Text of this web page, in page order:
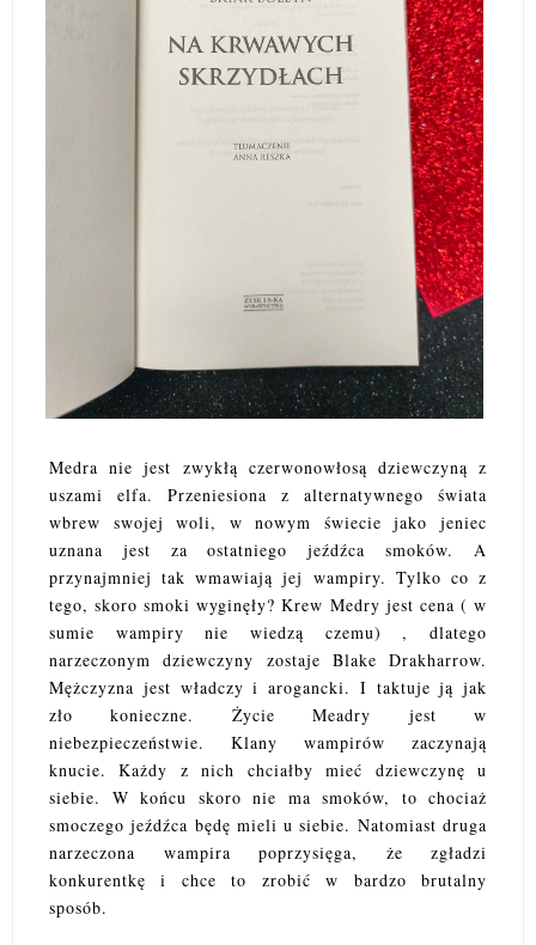
Medra nie jest zwykłą czerwonowłosą dziewczyną z
uszami elfa. Przeniesiona z alternatywnego świata
wbrew swojej woli, w nowym świecie jako jeniec
uznana jest za ostatniego jeźdźca smoków. A
przynajmniej tak wmawiają jej wampiry. Tylko co z
tego, skoro smoki wyginęły? Krew Medry jest cena ( w
sumie wampiry nie wiedzą czemu) , dlatego
narzeczonym dziewczyny zostaje Blake Drakharrow.
Mężczyzna jest władczy i arogancki. I taktuje ją jak
zło konieczne. Życie Meadry jest w
niebezpieczeństwie. Klany wampirów zaczynają
knucie. Każdy z nich chciałby mieć dziewczynę u
siebie. W końcu skoro nie ma smoków, to chociaż
smoczego jeźdźca będę mieli u siebie. Natomiast druga
narzeczona wampira poprzysięga, że zgładzi
konkurentkę i chce to zrobić w bardzo brutalny
sposób.